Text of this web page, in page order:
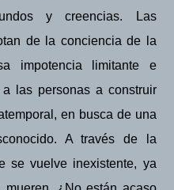
y creencias. Las
de la conciencia de la
impotencia limitante e
las personas a construir
en busca de una
A través de la
se vuelve inexistente, ya